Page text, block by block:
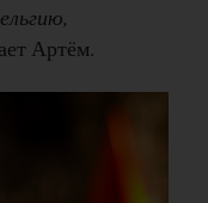
Артём.